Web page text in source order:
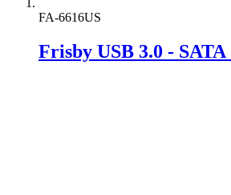
FA-6616US
Frisby USB 3.0 -